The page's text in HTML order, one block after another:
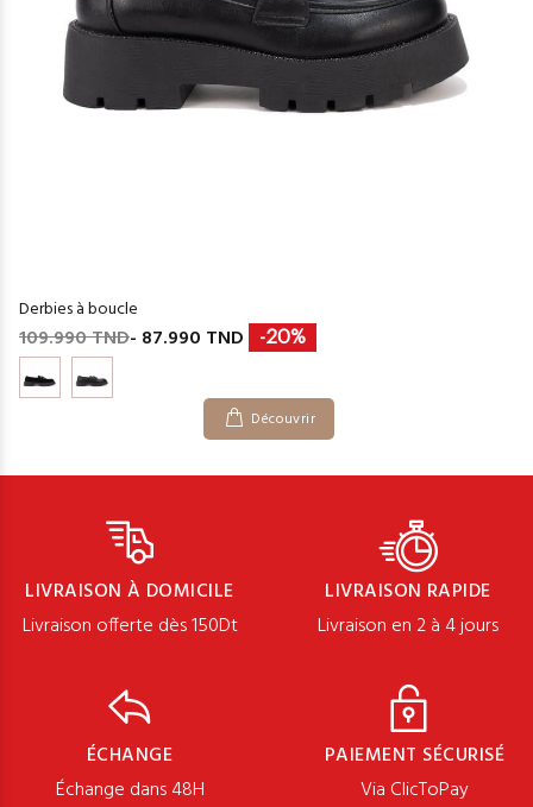
Derbies à boucle
109.990 TND- 87.990 TND -20%
Découvrir
LIVRAISON À DOMICILE
Livraison offerte dès 150Dt
LIVRAISON RAPIDE
Livraison en 2 à 4 jours
ÉCHANGE
Échange dans 48H
PAIEMENT SÉCURISÉ
Via ClicToPay